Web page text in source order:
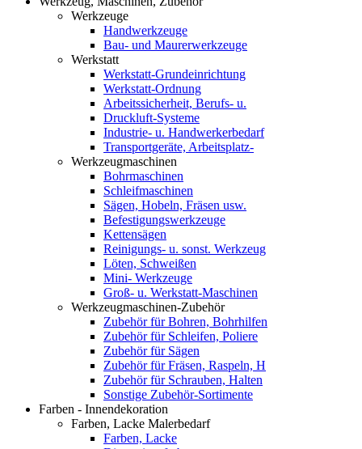
Werkzeuge
Handwerkzeuge
Bau- und Maurerwerkzeuge
Werkstatt
Werkstatt-Grundeinrichtung
Werkstatt-Ordnung
Arbeitssicherheit, Berufs- u.
Druckluft-Systeme
Industrie- u. Handwerkerbedarf
Transportgeräte, Arbeitsplatz-
Werkzeugmaschinen
Bohrmaschinen
Schleifmaschinen
Sägen, Hobeln, Fräsen usw.
Befestigungswerkzeuge
Kettensägen
Reinigungs- u. sonst. Werkzeug
Löten, Schweißen
Mini- Werkzeuge
Groß- u. Werkstatt-Maschinen
Werkzeugmaschinen-Zubehör
Zubehör für Bohren, Bohrhilfen
Zubehör für Schleifen, Poliere
Zubehör für Sägen
Zubehör für Fräsen, Raspeln, H
Zubehör für Schrauben, Halten
Sonstige Zubehör-Sortimente
Farben - Innendekoration
Farben, Lacke Malerbedarf
Farben, Lacke